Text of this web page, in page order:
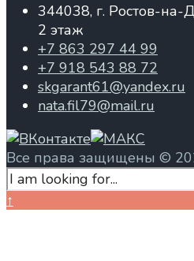
344038, г. Ростов-на-
2 этаж
+7 863 297 44 99
+7 918 543 88 72
skgarant61@yandex.ru
nata.fil79@mail.ru
Все права защищены ©
Search
for:
Close
↑